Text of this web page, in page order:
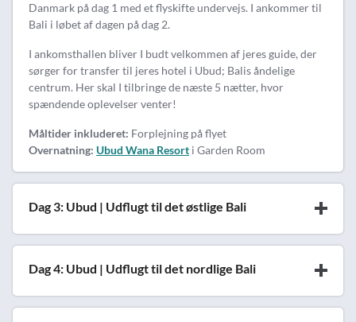
Danmark på dag 1 med et flyskifte undervejs. I ankommer til
Bali i løbet af dagen på dag 2.
I ankomsthallen bliver I budt velkommen af jeres guide, der
sørger for transfer til jeres hotel i Ubud; Balis åndelige
centrum. Her skal I tilbringe de næste 5 nætter, hvor
spændende oplevelser venter!
Måltider inkluderet: Forplejning på flyet
Overnatning: Ubud Wana Resort i Garden Room
Dag 3: Ubud | Udflugt til det østlige Bali
Dag 4: Ubud | Udflugt til det nordlige Bali